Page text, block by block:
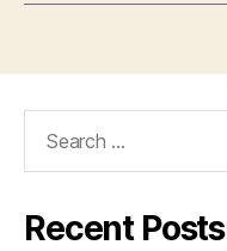
Recent Posts